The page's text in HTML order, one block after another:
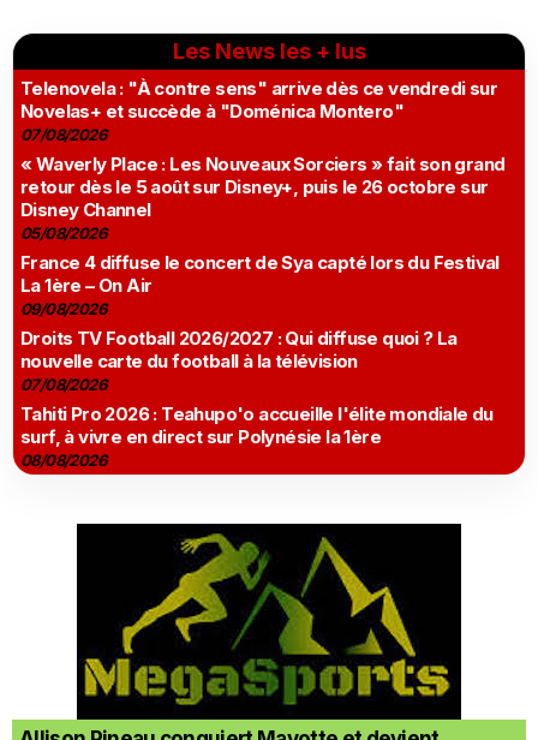
Les News les + lus
Telenovela : "À contre sens" arrive dès ce vendredi sur
Novelas+ et succède à "Doménica Montero"
07/08/2026
« Waverly Place : Les Nouveaux Sorciers » fait son grand
retour dès le 5 août sur Disney+, puis le 26 octobre sur
Disney Channel
05/08/2026
France 4 diffuse le concert de Sya capté lors du Festival
La 1ère – On Air
09/08/2026
Droits TV Football 2026/2027 : Qui diffuse quoi ? La
nouvelle carte du football à la télévision
07/08/2026
Tahiti Pro 2026 : Teahupo'o accueille l'élite mondiale du
surf, à vivre en direct sur Polynésie la 1ère
08/08/2026